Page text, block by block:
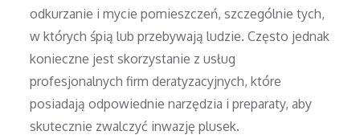
odkurzanie i mycie pomieszczeń, szczególnie tych,
w których śpią lub przebywają ludzie. Często jednak
konieczne jest skorzystanie z usług
profesjonalnych firm deratyzacyjnych, które
posiadają odpowiednie narzędzia i preparaty, aby
skutecznie zwalczyć inwazję plusek.